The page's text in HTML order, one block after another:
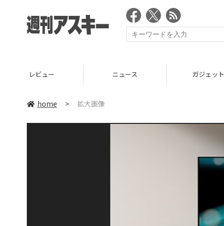
レビュー ニュース ガジェット
home > 拡大画像